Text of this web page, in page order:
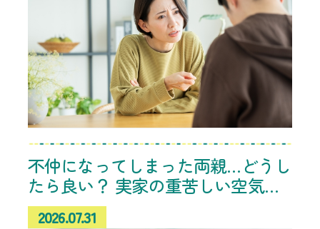
不仲になってしまった両親…どうし
たら良い？ 実家の重苦しい空気に
悩む相談者へのアドバイス続々
2026.07.31